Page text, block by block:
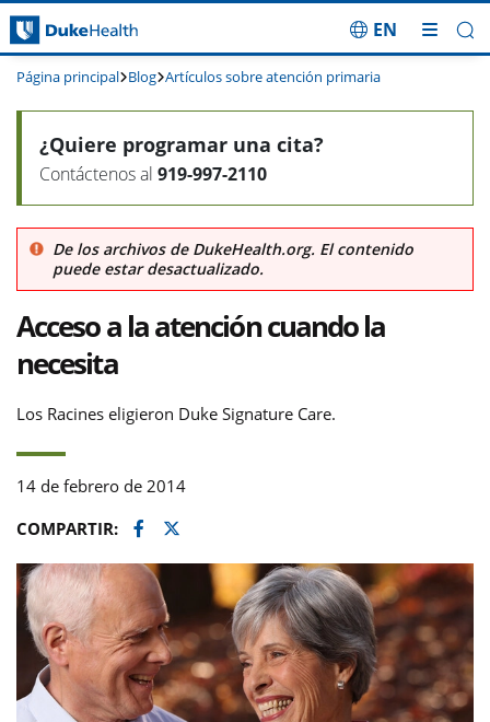
Saltar navegación
EN
Página principal Blog Artículos sobre atención primaria
De los archivos de DukeHealth.org. El contenido
puede estar desactualizado.
Acceso a la atención cuando la
necesita
Los Racines eligieron Duke Signature Care.
14 de febrero de 2014
COMPARTIR:
Facebook
Twitter
¿Quiere programar una cita?
Contáctenos al 919-997-2110